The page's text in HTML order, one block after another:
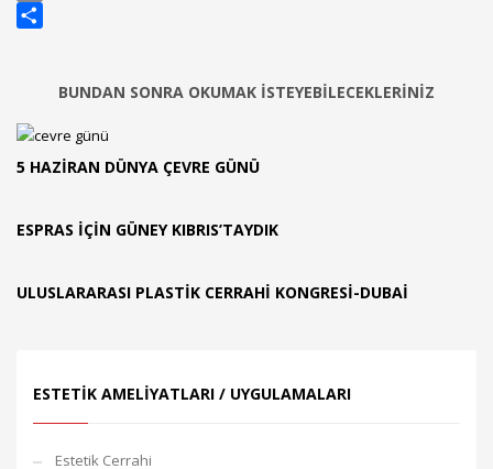
Email
BUNDAN SONRA OKUMAK ISTEYEBILECEKLERINIZ
5 HAZIRAN DÜNYA ÇEVRE GÜNÜ
ESPRAS İÇİN GÜNEY KIBRIS’TAYDIK
ULUSLARARASI PLASTİK CERRAHİ KONGRESİ-DUBAİ
ESTETIK AMELIYATLARI / UYGULAMALARI
Estetik Cerrahi